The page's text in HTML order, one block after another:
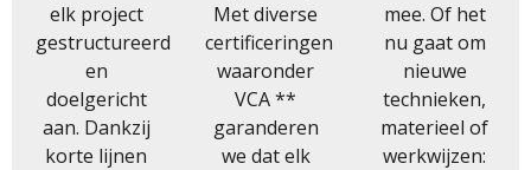
elk project
gestructureerd
en
doelgericht
aan. Dankzij
korte lijnen
Met diverse
certificeringen
waaronder
VCA **
garanderen
we dat elk
mee. Of het
nu gaat om
nieuwe
technieken,
materieel of
werkwijzen: